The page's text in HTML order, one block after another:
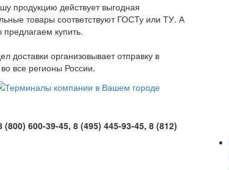
продукцию действует выгодная
товары соответствуют ГОСТу или ТУ. А
купить.
организовывает отправку в
все регионы России.
600-39-45, 8 (495) 445-93-45, 8 (812)